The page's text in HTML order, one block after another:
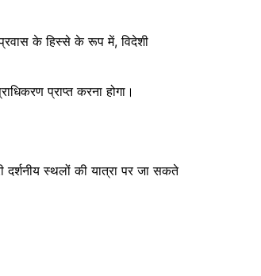
के हिस्से के रूप में, विदेशी
प्राप्त करना होगा।
दर्शनीय स्थलों की यात्रा पर जा सकते